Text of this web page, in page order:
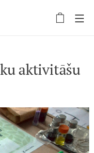
aktivitāšu